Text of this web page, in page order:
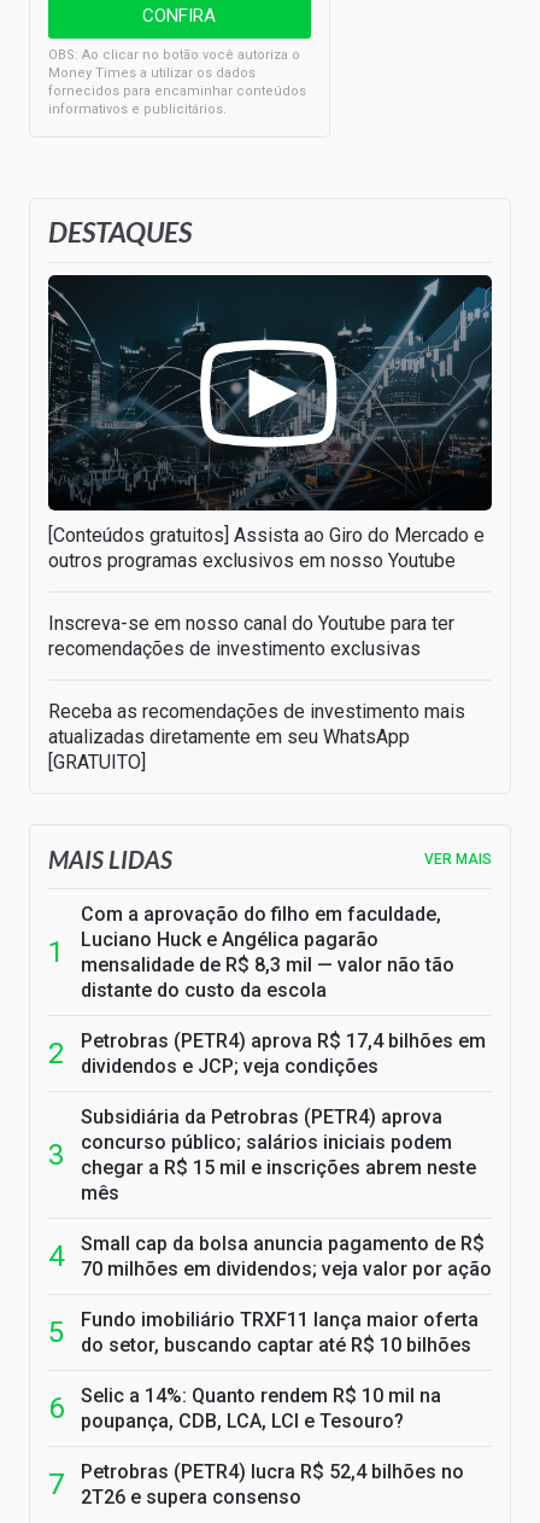
DESTAQUES
[Conteúdos gratuitos] Assista ao Giro do Mercado e
outros programas exclusivos em nosso Youtube
Inscreva-se em nosso canal do Youtube para ter
recomendações de investimento exclusivas
Receba as recomendações de investimento mais
atualizadas diretamente em seu WhatsApp
[GRATUITO]
OBS: Ao clicar no botão você autoriza o
Money Times a utilizar os dados
fornecidos para encaminhar conteúdos
informativos e publicitários.
MAIS LIDAS VER MAIS
Com a aprovação do filho em faculdade,
Luciano Huck e Angélica pagarão
mensalidade de R$ 8,3 mil — valor não tão
distante do custo da escola
Petrobras (PETR4) aprova R$ 17,4 bilhões em
dividendos e JCP; veja condições
Subsidiária da Petrobras (PETR4) aprova
concurso público; salários iniciais podem
chegar a R$ 15 mil e inscrições abrem neste
mês
Small cap da bolsa anuncia pagamento de R$
70 milhões em dividendos; veja valor por ação
Fundo imobiliário TRXF11 lança maior oferta
do setor, buscando captar até R$ 10 bilhões
Selic a 14%: Quanto rendem R$ 10 mil na
poupança, CDB, LCA, LCI e Tesouro?
Petrobras (PETR4) lucra R$ 52,4 bilhões no
2T26 e supera consenso